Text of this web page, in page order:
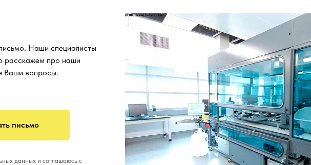
Наши специалисты
расскажем про наши
Ваши вопросы.
письмо
данных и соглашаюсь с